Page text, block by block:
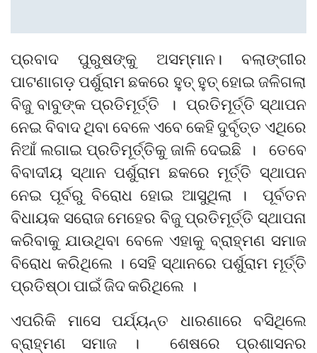
ପ୍ରବାଦ ପୁରୁଷଙ୍କୁ ଅସମ୍ମାନ। ବଲାଙ୍ଗୀର
ପାଟଣାଗଡ଼ ପର୍ଶୁରାମ ଛକରେ ହୁତ୍ ହୁତ୍ ହୋଇ ଜଳିଗଲା
ବିଜୁ ବାବୁଙ୍କ ପ୍ରତିମୂର୍ତ୍ତି । ପ୍ରତିମୂର୍ତ୍ତି ସ୍ଥାପନ
ନେଇ ବିବାଦ ଥିବା ବେଳେ ଏବେ କେହି ଦୁର୍ବୃତ୍ତ ଏଥିରେ
ନିଆଁ ଲଗାଇ ପ୍ରତିମୂର୍ତ୍ତିକୁ ଜାଳି ଦେଇଛି । ତେବେ
ବିବାଦୀୟ ସ୍ଥାନ ପର୍ଶୁରାମ ଛକରେ ମୂର୍ତ୍ତି ସ୍ଥାପନ
ନେଇ ପୂର୍ବରୁ ବିରୋଧ ହୋଇ ଆସୁଥିଲା । ପୂର୍ବତନ
ବିଧାୟକ ସରୋଜ ମେହେର ବିଜୁ ପ୍ରତିମୂର୍ତ୍ତି ସ୍ଥାପନା
କରିବାକୁ ଯାଉଥିବା ବେଳେ ଏହାକୁ ବ୍ରାହ୍ମଣ ସମାଜ
ବିରୋଧ କରିଥିଲେ । ସେହି ସ୍ଥାନରେ ପର୍ଶୁରାମ ମୂର୍ତ୍ତି
ପ୍ରତିଷ୍ଠା ପାଇଁ ଜିଦ କରିଥିଲେ ।
ଏପରିକି ମାସେ ପର୍ଯ୍ୟନ୍ତ ଧାରଣାରେ ବସିଥିଲେ
ବ୍ରାହ୍ମଣ ସମାଜ । ଶେଷରେ ପ୍ରଶାସନର